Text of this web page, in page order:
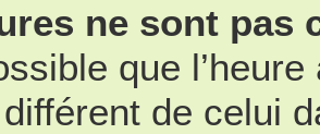
ne sont pas
que
de celui